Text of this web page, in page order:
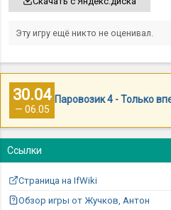
Эту игру ещё никто не оценивал.
30.04
— 06.05
Паровозик 4 - Только
Ссылки
Страница на IfWiki
Обзор игры от Жучков, Антон